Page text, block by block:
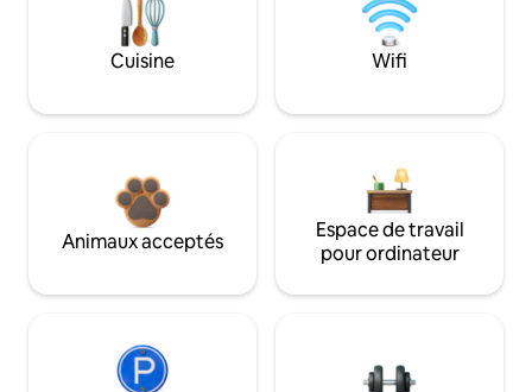
Cuisine Wifi
Animaux acceptés
Espace de travail
pour ordinateur